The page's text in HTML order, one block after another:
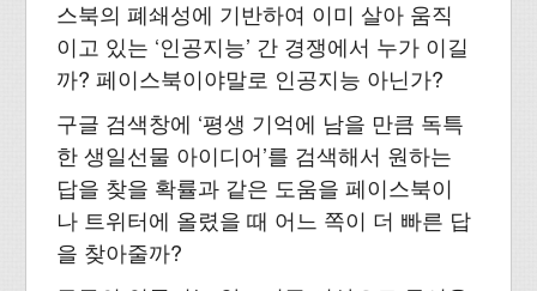
스북의 폐쇄성에 기반하여 이미 살아 움직
이고 있는 ‘인공지능’ 간 경쟁에서 누가 이길
까? 페이스북이야말로 인공지능 아닌가?
구글 검색창에 ‘평생 기억에 남을 만큼 독특
한 생일선물 아이디어’를 검색해서 원하는
답을 찾을 확률과 같은 도움을 페이스북이
나 트위터에 올렸을 때 어느 쪽이 더 빠른 답
을 찾아줄까?